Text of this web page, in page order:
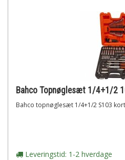
Bahco Topnøglesæt 1/4+1/2
Bahco topnøglesæt 1/4+1/2 S103
Leveringstid: 1-2 hverdage